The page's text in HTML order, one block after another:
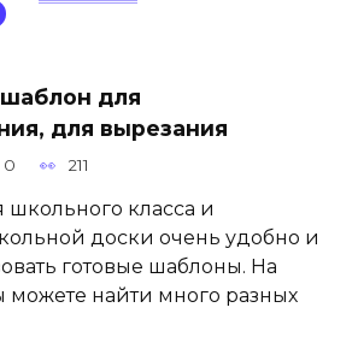
для
для вырезания
0 211
класса и
доски очень удобно и
готовые шаблоны. На
можете найти много разных